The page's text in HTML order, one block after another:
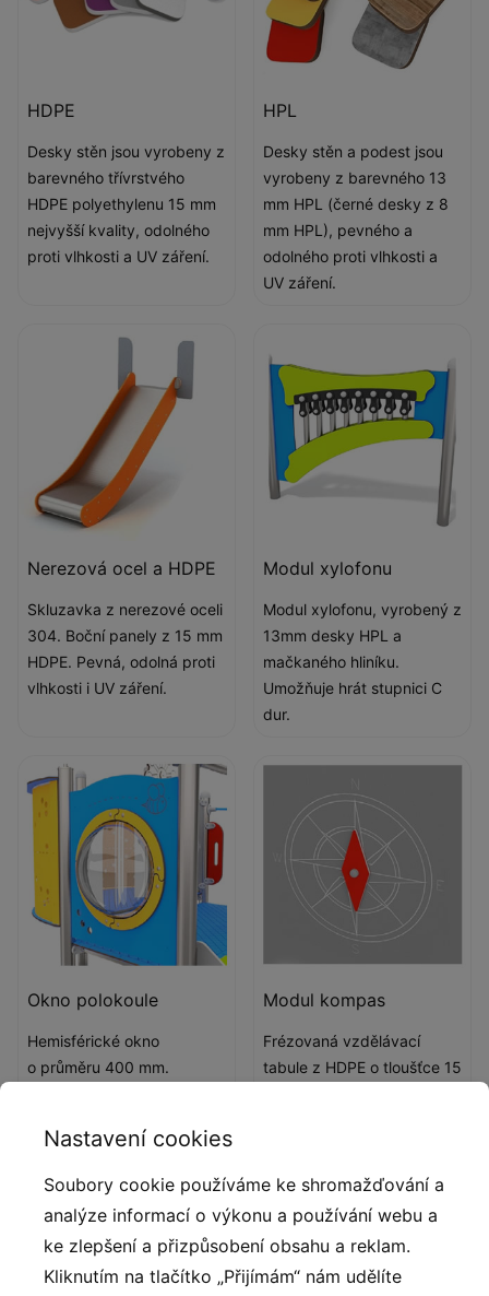
HDPE
Desky stěn jsou vyrobeny z
barevného třívrstvého
HDPE polyethylenu 15 mm
nejvyšší kvality, odolného
proti vlhkosti a UV záření.
HPL
Desky stěn a podest jsou
vyrobeny z barevného 13
mm HPL (černé desky z 8
mm HPL), pevného a
odolného proti vlhkosti a
UV záření.
Nerezová ocel a HDPE
Skluzavka z nerezové oceli
304. Boční panely z 15 mm
HDPE. Pevná, odolná proti
vlhkosti i UV záření.
Modul xylofonu
Modul xylofonu, vyrobený z
13mm desky HPL a
mačkaného hliníku.
Umožňuje hrát stupnici C
dur.
Okno polokoule
Hemisférické okno
o průměru 400 mm.
mm.
Modul kompas
Frézovaná vzdělávací
tabule z HDPE o tloušťce 15
Nastavení cookies
Soubory cookie používáme ke shromažďování a
analýze informací o výkonu a používání webu a
ke zlepšení a přizpůsobení obsahu a reklam.
Kliknutím na tlačítko „Přijímám“ nám udělíte